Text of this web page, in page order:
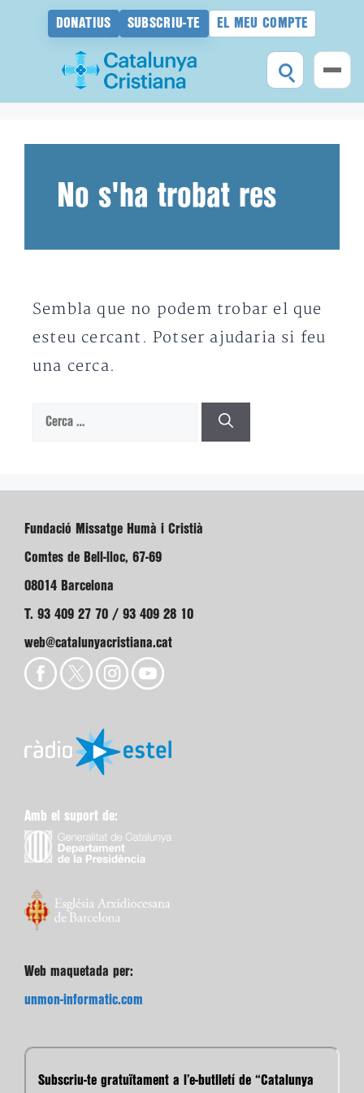
DONATIUS SUBSCRIU-TE EL MEU COMPTE
No s'ha trobat res
Sembla que no podem trobar el que
esteu cercant. Potser ajudaria si feu
una cerca.
Cerca:
Fundació Missatge Humà i Cristià
Comtes de Bell-lloc, 67-69
08014 Barcelona
T. 93 409 27 70 / 93 409 28 10
web@catalunyacristiana.cat
Amb el suport de:
Web maquetada per:
unmon-informatic.com
Subscriu-te gratuïtament a l’e-butlletí de “Catalunya